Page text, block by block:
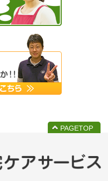
PAGETOP